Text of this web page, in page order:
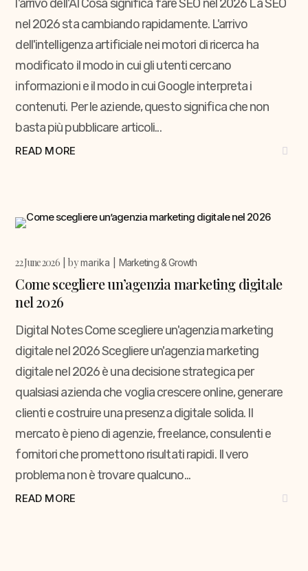
l'arrivo dell'AI Cosa significa fare SEO nel 2026 La SEO
nel 2026 sta cambiando rapidamente. L'arrivo
dell'intelligenza artificiale nei motori di ricerca ha
modificato il modo in cui gli utenti cercano
informazioni e il modo in cui Google interpreta i
contenuti. Per le aziende, questo significa che non
basta più pubblicare articoli...
READ MORE
22 June 2026 bymarika Marketing & Growth
Come scegliere un’agenzia marketing digitale
nel 2026
Digital Notes Come scegliere un'agenzia marketing
digitale nel 2026 Scegliere un'agenzia marketing
digitale nel 2026 è una decisione strategica per
qualsiasi azienda che voglia crescere online, generare
clienti e costruire una presenza digitale solida. Il
mercato è pieno di agenzie, freelance, consulenti e
fornitori che promettono risultati rapidi. Il vero
problema non è trovare qualcuno...
READ MORE